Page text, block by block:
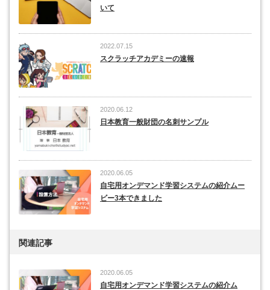
いて
2022.07.15
スクラッチアカデミーの速報
2020.06.12
日本教育一般財団の名刺サンプル
2020.06.05
自宅用オンデマンド学習システムの紹介ムー
ビー3本できました
関連記事
2020.06.05
自宅用オンデマンド学習システムの紹介ム